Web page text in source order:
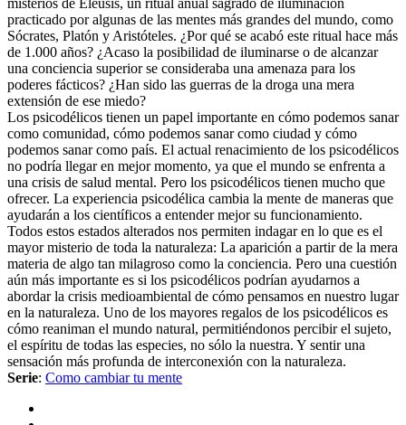
misterios de Eleusis, un ritual anual sagrado de iluminación
practicado por algunas de las mentes más grandes del mundo, como
Sócrates, Platón y Aristóteles. ¿Por qué se acabó este ritual hace más
de 1.000 años? ¿Acaso la posibilidad de iluminarse o de alcanzar
una conciencia superior se consideraba una amenaza para los
poderes fácticos? ¿Han sido las guerras de la droga una mera
extensión de ese miedo?
Los psicodélicos tienen un papel importante en cómo podemos sanar
como comunidad, cómo podemos sanar como ciudad y cómo
podemos sanar como país. El actual renacimiento de los psicodélicos
no podría llegar en mejor momento, ya que el mundo se enfrenta a
una crisis de salud mental. Pero los psicodélicos tienen mucho que
ofrecer. La experiencia psicodélica cambia la mente de maneras que
ayudarán a los científicos a entender mejor su funcionamiento.
Todos estos estados alterados nos permiten indagar en lo que es el
mayor misterio de toda la naturaleza: La aparición a partir de la mera
materia de algo tan milagroso como la conciencia. Pero una cuestión
aún más importante es si los psicodélicos podrían ayudarnos a
abordar la crisis medioambiental de cómo pensamos en nuestro lugar
en la naturaleza. Uno de los mayores regalos de los psicodélicos es
cómo reaniman el mundo natural, permitiéndonos percibir el sujeto,
el espíritu de todas las especies, no sólo la nuestra. Y sentir una
sensación más profunda de interconexión con la naturaleza.
Serie: Como cambiar tu mente